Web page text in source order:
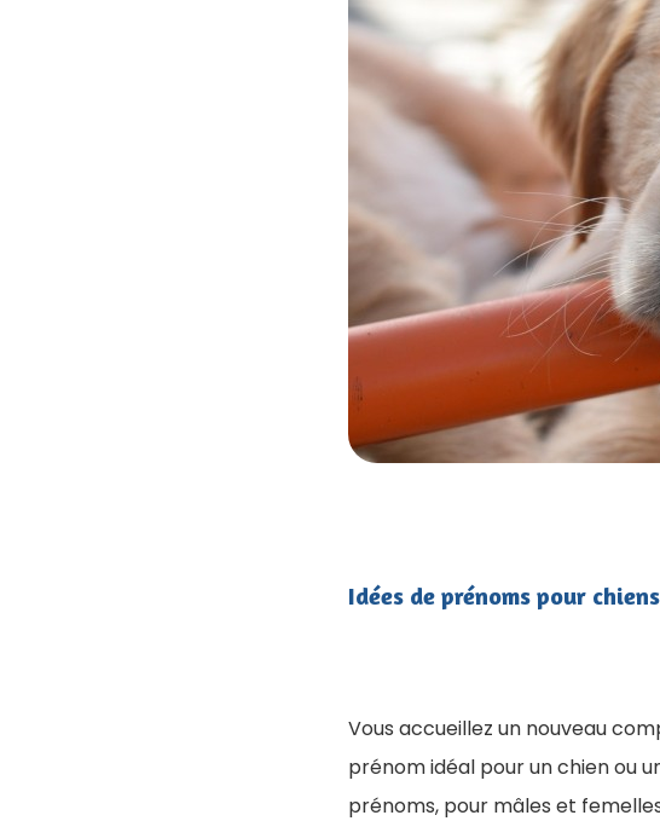
Idées de prénoms pour
Vous accueillez un nouveau
prénom idéal pour un chien ou
prénoms, pour mâles et